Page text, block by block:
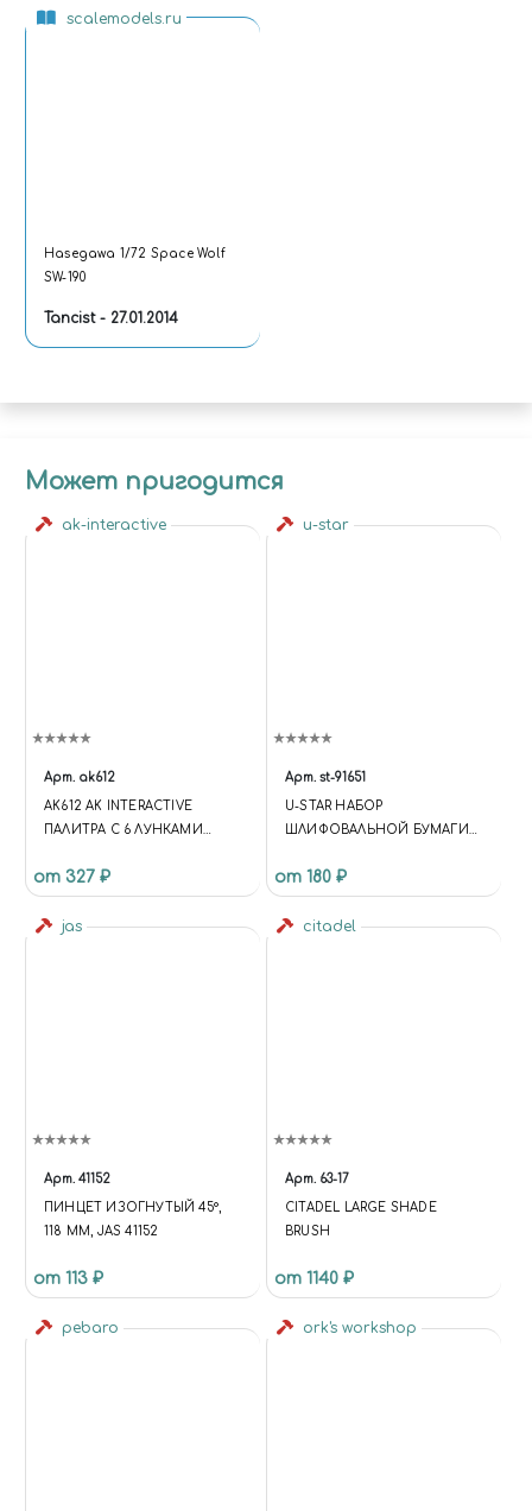
scalemodels.ru
Hasegawa 1/72 Space Wolf
SW-190
Tancist - 27.01.2014
Может пригодится
ak-interactive
Арт. ak612
AK612 AK INTERACTIVE
ПАЛИТРА C 6 ЛУНКАМИ
от 327 ₽
u-star
Арт. st-91651
U-STAR НАБОР
ШЛИФОВАЛЬНОЙ БУМАГИ
30ШТ)
от 180 ₽
jas
Арт. 41152
ПИНЦЕТ ИЗОГНУТЫЙ 45°,
118 ММ, JAS 41152
от 113 ₽
citadel
Арт. 63-17
CITADEL LARGE SHADE
BRUSH
от 1140 ₽
pebaro ork's workshop